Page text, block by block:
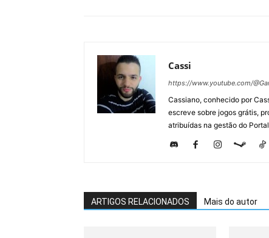
Cassi
https://www.youtube.com/
Cassiano, conhecido por
escreve sobre jogos grátis,
atribuídas na gestão do
ARTIGOS RELACIONADOS Mais do autor